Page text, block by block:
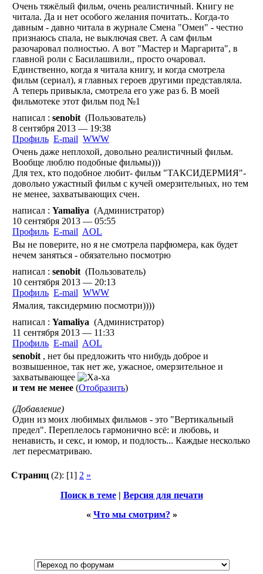
Очень тяжёлый фильм, очень реалистичный. Книгу не
читала. Да и нет особого желания почитать.. Когда-то
давным - давно читала в журнале Смена "Омен" - честно
признаюсь спала, не выключая свет. А сам фильм
разочаровал полностью. А вот "Мастер и Маргарита", в
главной роли с Басилашвили,, просто очаровал.
Единственно, когда я читала книгу, и когда смотрела
фильм (сериал), я главных героев другими представляла.
А теперь привыкла, смотрела его уже раз 6. В моей
фильмотеке этот фильм под №1
написал : senobit (Пользователь)
8 сентября 2013 — 19:38
Профиль E-mail WWW
Очень даже неплохой, довольно реалистичный фильм.
Вообще люблю подобные фильмы)))
Для тех, кто подобное любит- фильм "ТАКСИДЕРМИЯ"-
довольно ужастный фильм с кучей омерзительных, но тем
не менее, захватывающих счен.
написал : Yamaliya (Администратор)
10 сентября 2013 — 05:55
Профиль E-mail AOL
Вы не поверите, но я не смотрела парфюмера, как будет
нечем заняться - обязательно посмотрю
написал : senobit (Пользователь)
10 сентября 2013 — 20:13
Профиль E-mail WWW
Ямалия, таксидермию посмотри))))
написал : Yamaliya (Администратор)
11 сентября 2013 — 11:33
Профиль E-mail AOL
senobit , нет бы предложить что нибудь доброе и
возвышенное, так нет же, ужасное, омерзительное и
захватывающее
и тем не менее (Отобразить)
(Добавление)
Один из моих любимых фильмов - это "Вертикальный
предел". Переплелось гармонично всё: и любовь, и
ненависть, и секс, и юмор, и подлость... Каждые несколько
лет пересматриваю.
Страниц (2): [1] 2 »
Поиск в теме| Версия для печати
« Что мы смотрим? »